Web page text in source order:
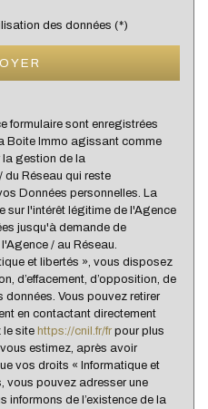
146 282
35,79 %
16,21 %
36,59 %
41,03 %
22,38 %
des données (*)
formulaire sont enregistrées
Boite Immo agissant comme
gestion de la
Réseau qui reste
Données personnelles. La
sur l'intérêt légitime de l'Agence
jusqu'à demande de
/ au Réseau.
et libertés », vous disposez
d’effacement, d’opposition, de
Vous pouvez retirer
en contactant directement
le site https://cnil.fr/fr pour plus
estimez, après avoir
vos droits « Informatique et
vous pouvez adresser une
informons de l’existence de la